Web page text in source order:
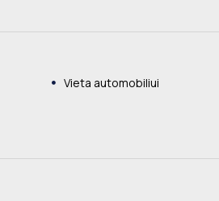
Vieta automobiliui